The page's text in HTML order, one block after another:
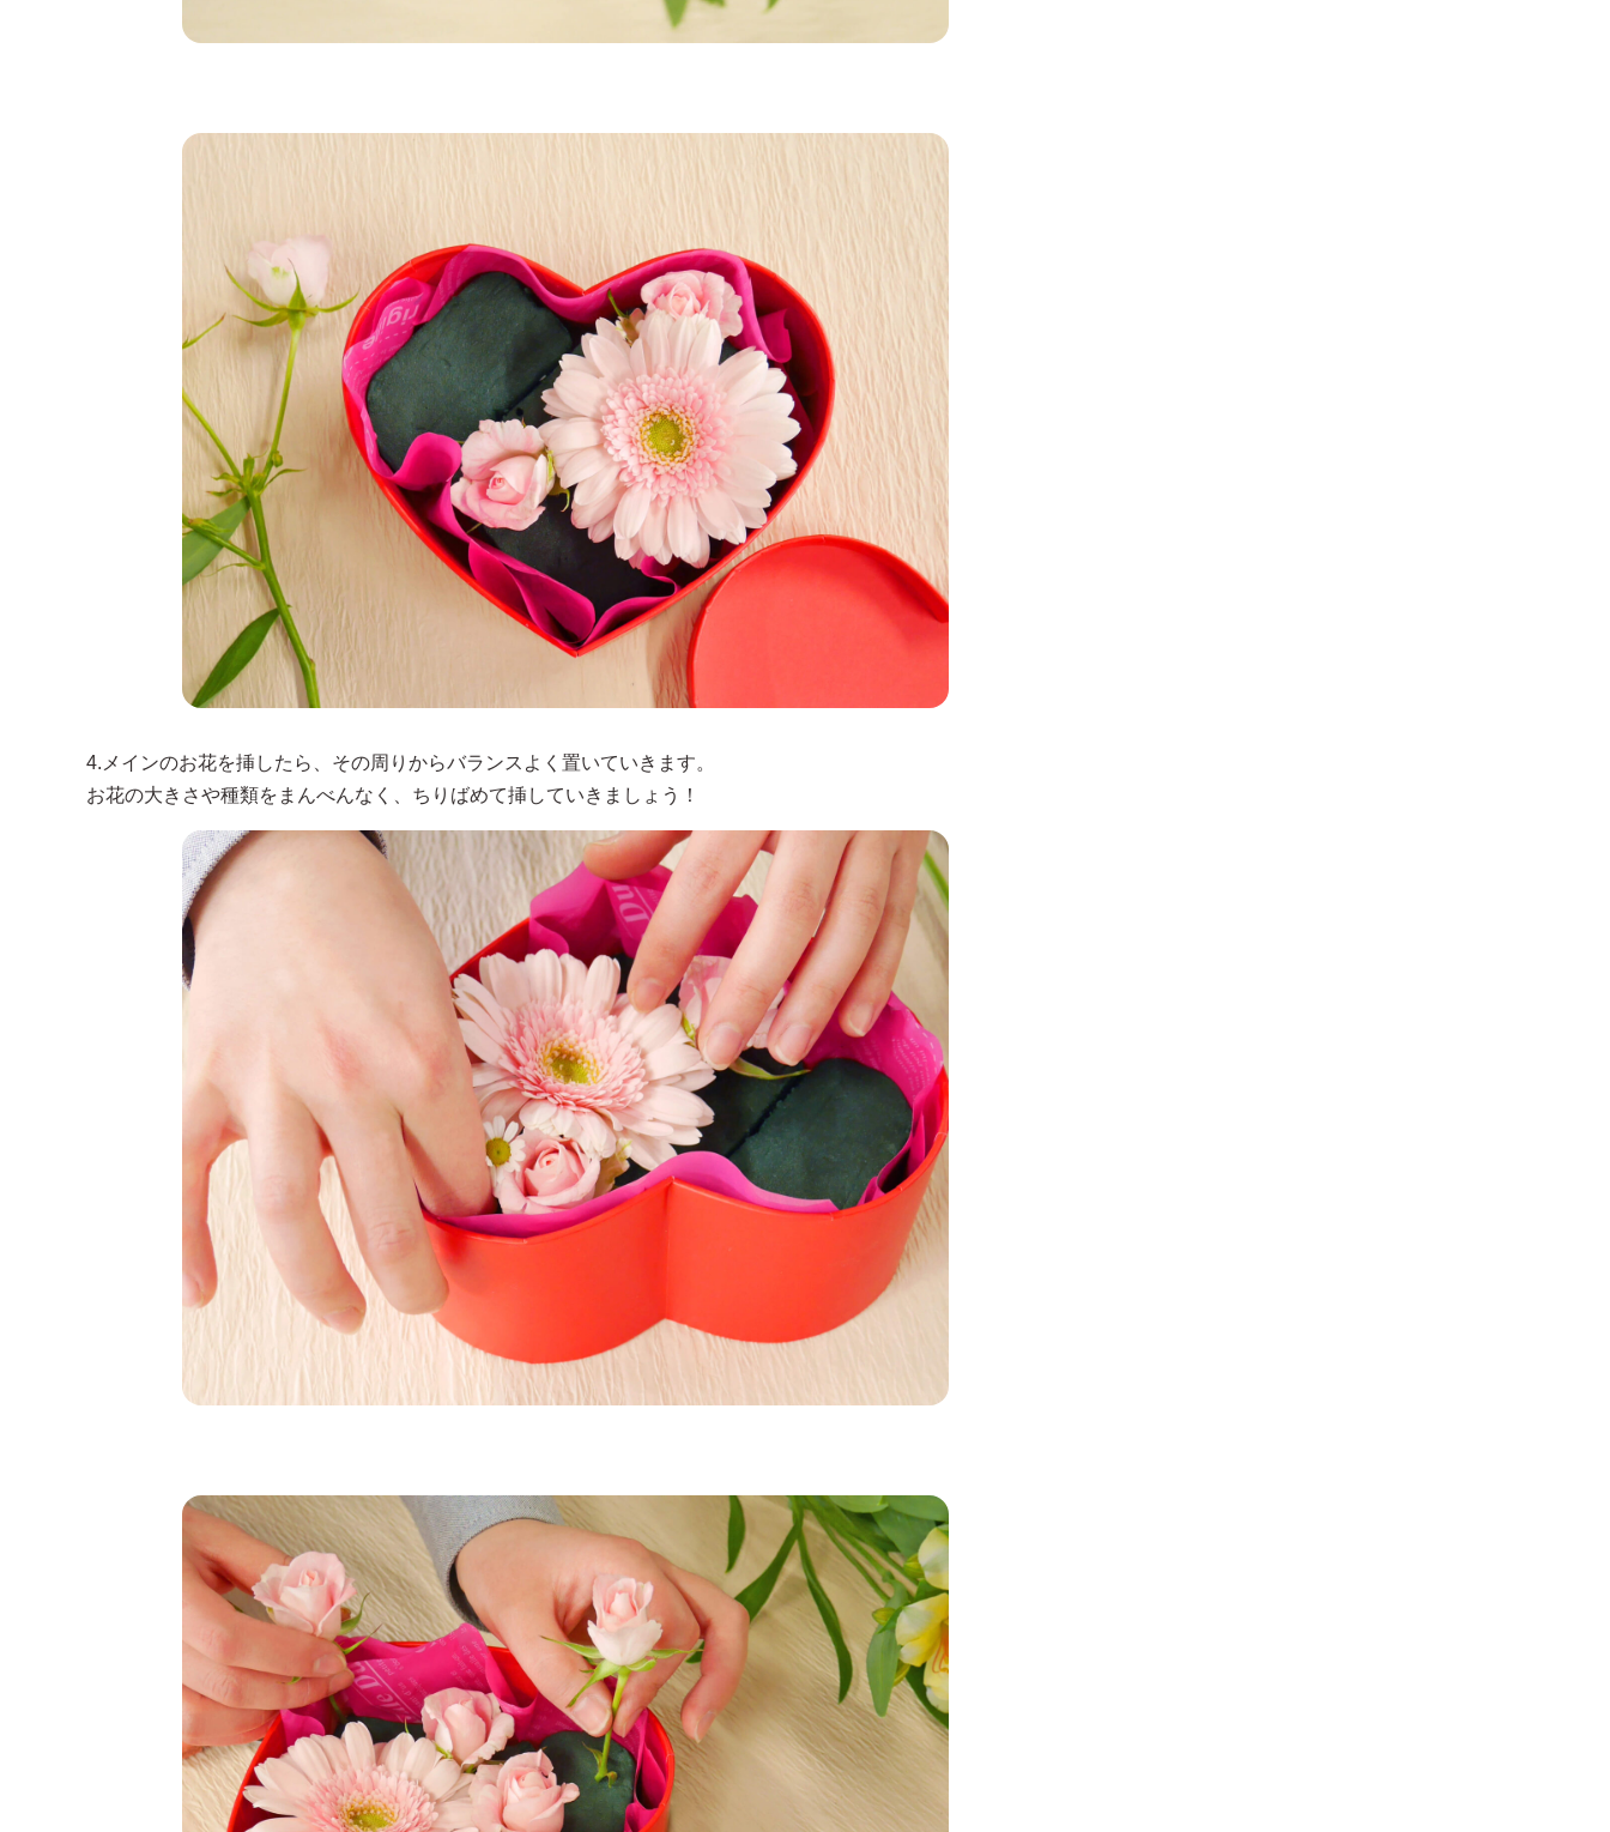
4.メインのお花を挿したら、その周りからバランスよく置いていきます。
お花の大きさや種類をまんべんなく、ちりばめて挿していきましょう！